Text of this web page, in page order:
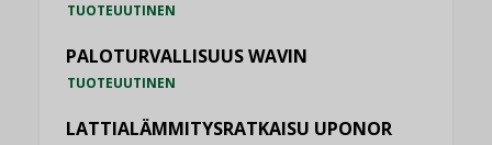
TUOTEUUTINEN
PALOTURVALLISUUS WAVIN
TUOTEUUTINEN
LATTIALÄMMITYSRATKAISU UPONOR